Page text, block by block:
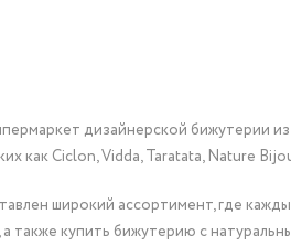
дизайнерской бижутерии
как Ciclon, Vidda, Taratata, Nature
широкий ассортимент, где
также купить бижутерию с